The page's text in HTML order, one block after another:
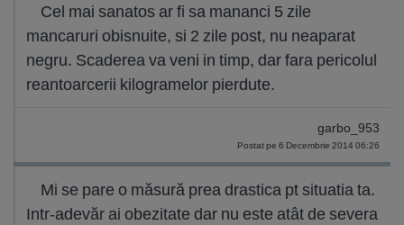
Cel mai sanatos ar fi sa mananci 5 zile
mancaruri obisnuite, si 2 zile post, nu neaparat
negru. Scaderea va veni in timp, dar fara pericolul
reantoarcerii kilogramelor pierdute.
garbo_953
Postat pe 6 Decembrie 2014 06:26
Mi se pare o măsură prea drastica pt situatia ta.
Intr-adevăr ai obezitate dar nu este atât de severa